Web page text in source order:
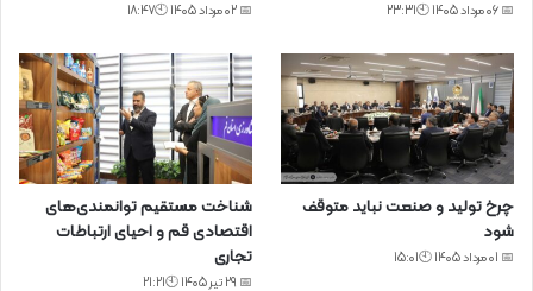
📅 06 مرداد 1405 🕙23:31 📅 02 مرداد 1405 🕙18:47
چرخ تولید و صنعت نباید متوقف
شود
📅 01 مرداد 1405 🕙15:01
شناخت مستقیم توانمندی‌های
اقتصادی قم و احیای ارتباطات
تجاری
📅 29 تیر 1405 🕙21:21